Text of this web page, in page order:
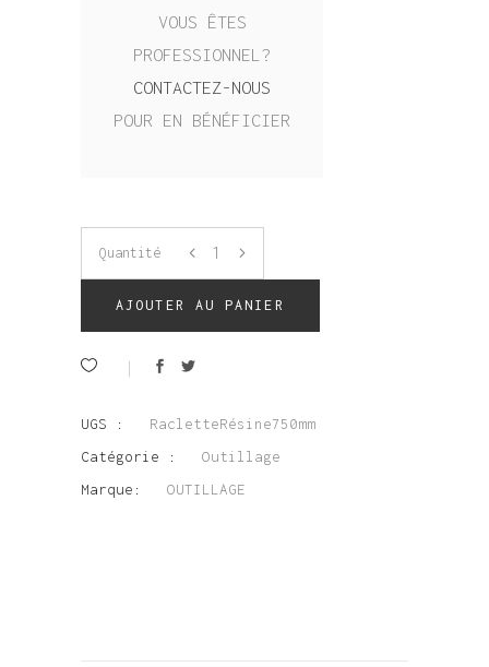
VOUS ÊTES
PROFESSIONNEL?
CONTACTEZ-NOUS
POUR EN BÉNÉFICIER
Quantité
AJOUTER AU PANIER
UGS :
RacletteRésine750mm
Catégorie :
Outillage
Marque:
OUTILLAGE